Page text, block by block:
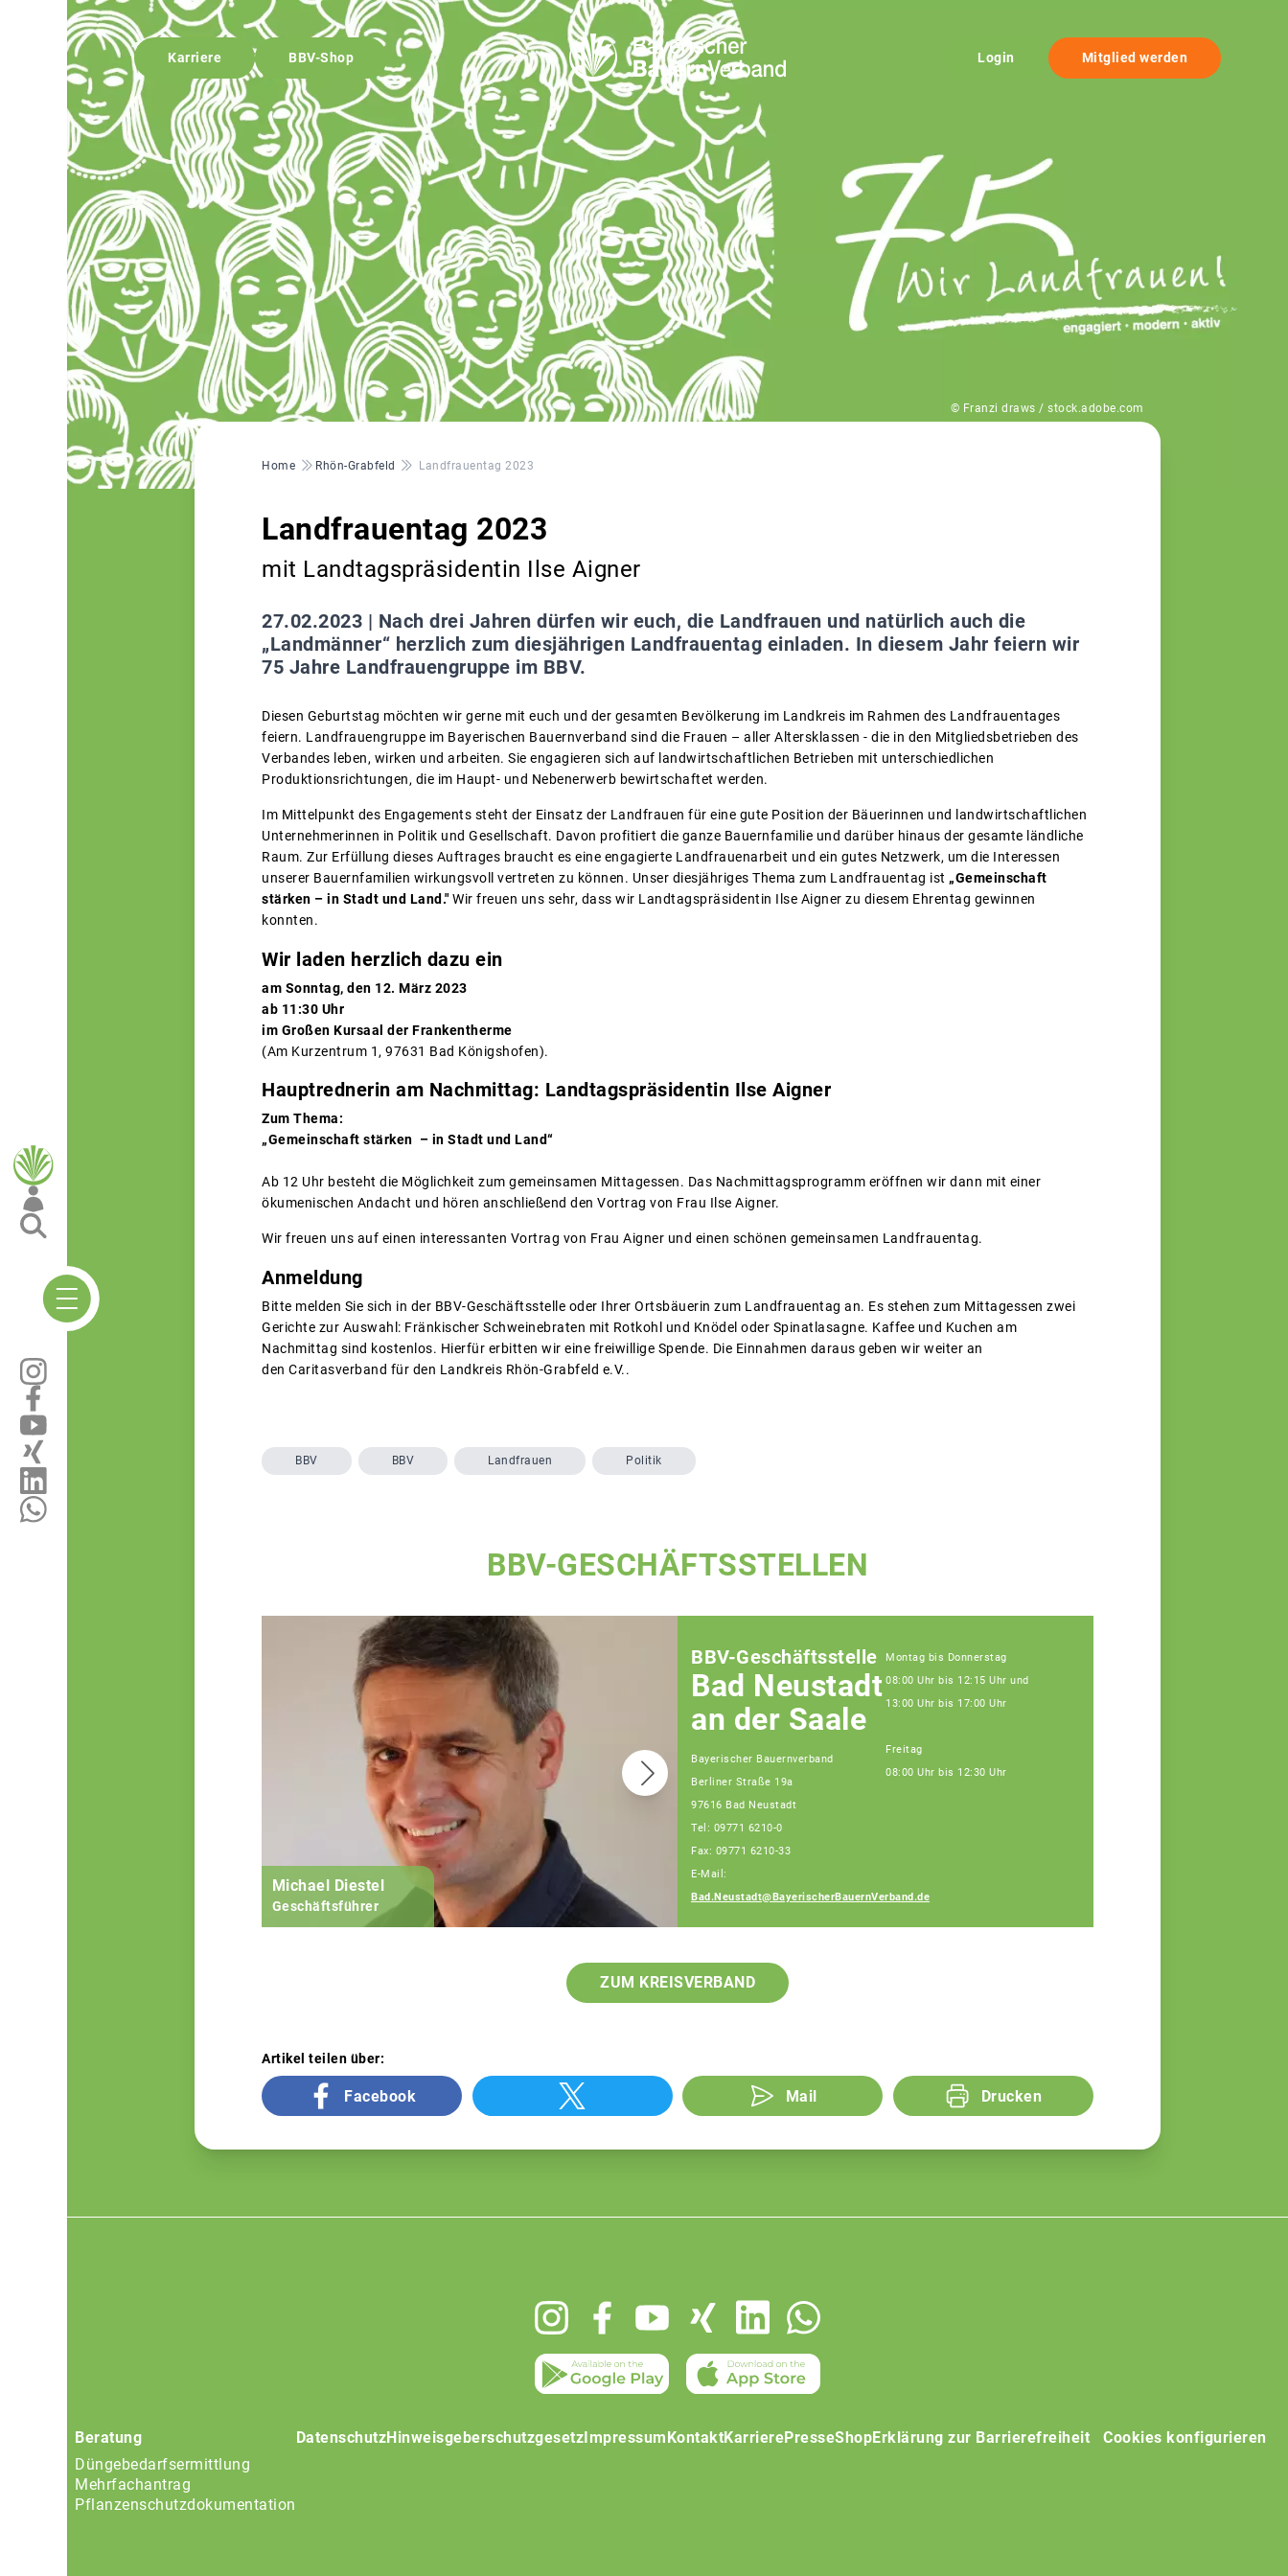
Karriere BBV-Shop Login Mitglied werden
© Franzi draws / stock.adobe.com
Pfadnavigation
Home Rhön-Grabfeld Landfrauentag 2023
Landfrauentag 2023
mit Landtagspräsidentin Ilse Aigner
27.02.2023 | Nach drei Jahren dürfen wir euch, die Landfrauen und natürlich auch die
„Landmänner“ herzlich zum diesjährigen Landfrauentag einladen. In diesem Jahr feiern wir
75 Jahre Landfrauengruppe im BBV.
Diesen Geburtstag möchten wir gerne mit euch und der gesamten Bevölkerung im Landkreis im Rahmen des Landfrauentages
feiern. Landfrauengruppe im Bayerischen Bauernverband sind die Frauen – aller Altersklassen - die in den Mitgliedsbetrieben des
Verbandes leben, wirken und arbeiten. Sie engagieren sich auf landwirtschaftlichen Betrieben mit unterschiedlichen
Produktionsrichtungen, die im Haupt- und Nebenerwerb bewirtschaftet werden.
Im Mittelpunkt des Engagements steht der Einsatz der Landfrauen für eine gute Position der Bäuerinnen und landwirtschaftlichen
Unternehmerinnen in Politik und Gesellschaft. Davon profitiert die ganze Bauernfamilie und darüber hinaus der gesamte ländliche
Raum. Zur Erfüllung dieses Auftrages braucht es eine engagierte Landfrauenarbeit und ein gutes Netzwerk, um die Interessen
unserer Bauernfamilien wirkungsvoll vertreten zu können. Unser diesjähriges Thema zum Landfrauentag ist „Gemeinschaft
stärken – in Stadt und Land." Wir freuen uns sehr, dass wir Landtagspräsidentin Ilse Aigner zu diesem Ehrentag gewinnen
konnten.
Wir laden herzlich dazu ein
am Sonntag, den 12. März 2023
ab 11:30 Uhr
im Großen Kursaal der Frankentherme
(Am Kurzentrum 1, 97631 Bad Königshofen).
Hauptrednerin am Nachmittag: Landtagspräsidentin Ilse Aigner
Zum Thema:
„Gemeinschaft stärken – in Stadt und Land“
Ab 12 Uhr besteht die Möglichkeit zum gemeinsamen Mittagessen. Das Nachmittagsprogramm eröffnen wir dann mit einer
ökumenischen Andacht und hören anschließend den Vortrag von Frau Ilse Aigner.
Wir freuen uns auf einen interessanten Vortrag von Frau Aigner und einen schönen gemeinsamen Landfrauentag.
Anmeldung
Bitte melden Sie sich in der BBV-Geschäftsstelle oder Ihrer Ortsbäuerin zum Landfrauentag an. Es stehen zum Mittagessen zwei
Gerichte zur Auswahl: Fränkischer Schweinebraten mit Rotkohl und Knödel oder Spinatlasagne. Kaffee und Kuchen am
Nachmittag sind kostenlos. Hierfür erbitten wir eine freiwillige Spende. Die Einnahmen daraus geben wir weiter an
den Caritasverband für den Landkreis Rhön-Grabfeld e.V..
BBV BBV Landfrauen Politik
BBV-GESCHÄFTSSTELLEN
Michael Diestel
Geschäftsführer Fachberater
BBV-Geschäftsstelle
Bad Neustadt
an der Saale
Bayerischer Bauernverband
Berliner Straße 19a
97616 Bad Neustadt
Tel: 09771 6210-0
Fax: 09771 6210-33
E-Mail:
Bad.Neustadt@BayerischerBauernVerband.de
Montag bis Donnerstag
08:00 Uhr bis 12:15 Uhr und
13:00 Uhr bis 17:00 Uhr
Freitag
08:00 Uhr bis 12:30 Uhr
ZUM KREISVERBAND
Artikel teilen über:
Facebook Mail Drucken
Beratung
Düngebedarfsermittlung
Mehrfachantrag
Pflanzenschutzdokumentation
DatenschutzHinweisgeberschutzgesetz Impressum KontaktKarrierePresseShopErklärung zur Barrierefreiheit Cookies konfigurieren